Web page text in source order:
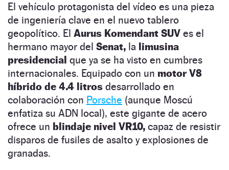
El vehículo protagonista del vídeo es una pieza
de ingeniería clave en el nuevo tablero
geopolítico. El Aurus Komendant SUV es el
hermano mayor del Senat, la limusina
presidencial que ya se ha visto en cumbres
internacionales. Equipado con un motor V8
híbrido de 4.4 litros desarrollado en
colaboración con Porsche (aunque Moscú
enfatiza su ADN local), este gigante de acero
ofrece un blindaje nivel VR10, capaz de resistir
disparos de fusiles de asalto y explosiones de
granadas.